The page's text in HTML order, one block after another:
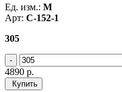
Ед. изм.: М
Арт: С-152-1
305
4890 р.
Купить